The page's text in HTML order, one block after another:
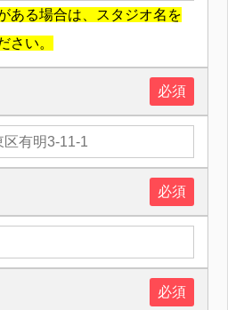
ある場合は、スタジオ名を
さい。
必須
必須
必須